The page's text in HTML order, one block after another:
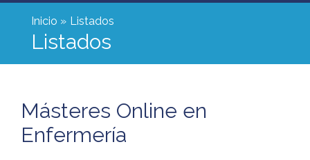
Inicio Listados
Listados
Másteres Online en
Enfermería